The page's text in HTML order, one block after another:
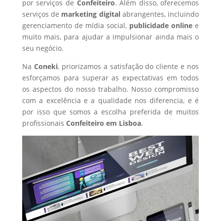
por serviços de Confeiteiro. Além disso, oferecemos
serviços de marketing digital abrangentes, incluindo
gerenciamento de mídia social, publicidade online e
muito mais, para ajudar a impulsionar ainda mais o
seu negócio.
Na Coneki, priorizamos a satisfação do cliente e nos
esforçamos para superar as expectativas em todos
os aspectos do nosso trabalho. Nosso compromisso
com a excelência e a qualidade nos diferencia, e é
por isso que somos a escolha preferida de muitos
profissionais Confeiteiro em Lisboa.